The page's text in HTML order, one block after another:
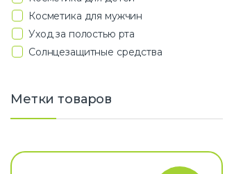
Косметика для мужчин
Уход за полостью рта
Солнцезащитные средства
Метки товаров